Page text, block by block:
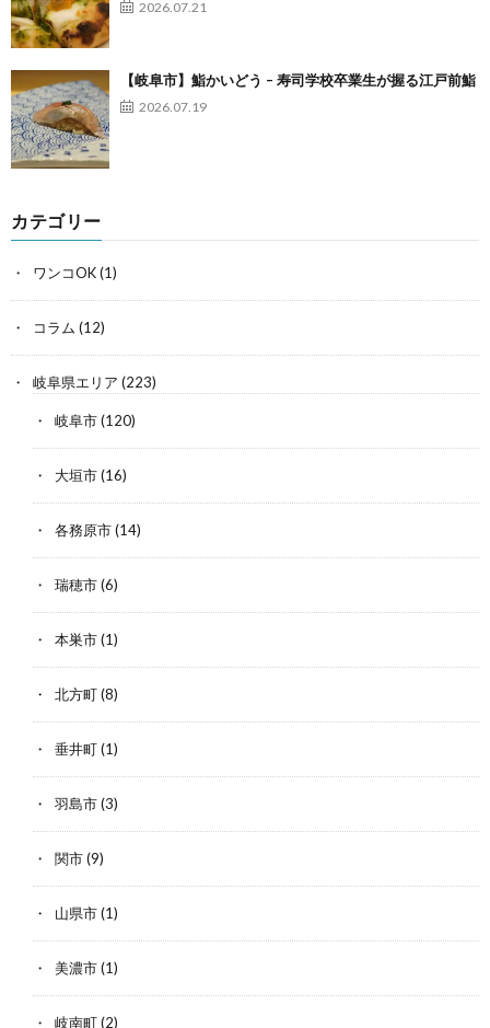
2026.07.21
【岐阜市】鮨かいどう – 寿司学校卒業生が握る江戸前鮨
2026.07.19
カテゴリー
ワンコOK(1)
コラム (12)
岐阜県エリア (223)
岐阜市(120)
大垣市(16)
各務原市(14)
瑞穂市(6)
本巣市(1)
北方町(8)
垂井町(1)
羽島市(3)
関市(9)
山県市(1)
美濃市(1)
岐南町(2)